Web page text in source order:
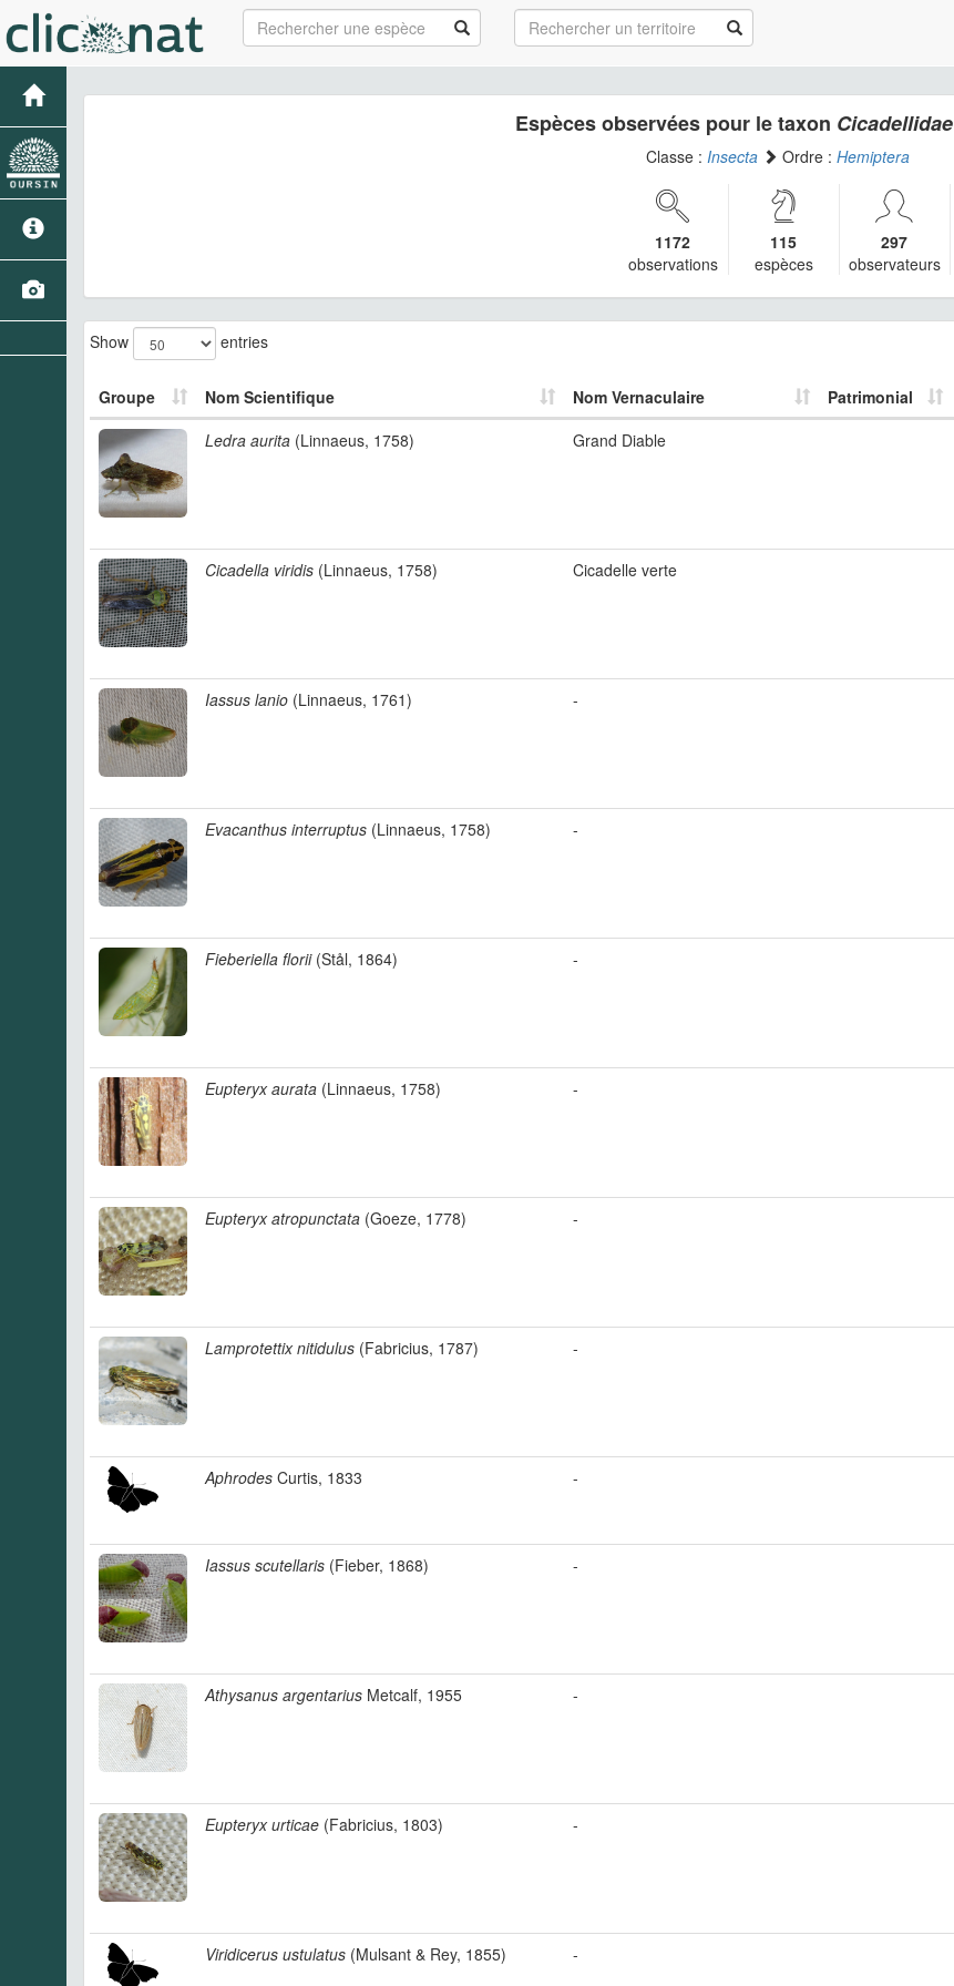
Espèces observées pour le taxon Cicadellidae
Classe : Insecta Ordre : Hemiptera
1172
observations
115
espèces
297
observateurs
Show entries
Groupe Nom Scientifique Nom Vernaculaire Patrimonial
Ledra aurita (Linnaeus, 1758) Grand Diable
Cicadella viridis (Linnaeus, 1758) Cicadelle verte
Iassus lanio (Linnaeus, 1761) -
Evacanthus interruptus (Linnaeus, 1758) -
Fieberiella florii(Stål, 1864) -
Eupteryx aurata (Linnaeus, 1758) -
Eupteryx atropunctata (Goeze, 1778) -
Lamprotettix nitidulus (Fabricius, 1787) -
Aphrodes Curtis, 1833 -
Iassus scutellaris (Fieber, 1868) -
Athysanus argentarius Metcalf, 1955 -
Eupteryx urticae (Fabricius, 1803) -
Viridicerus ustulatus (Mulsant & Rey, 1855) -